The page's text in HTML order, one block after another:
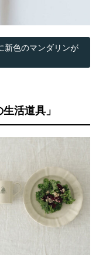
新色のマンダリンが
活道具」